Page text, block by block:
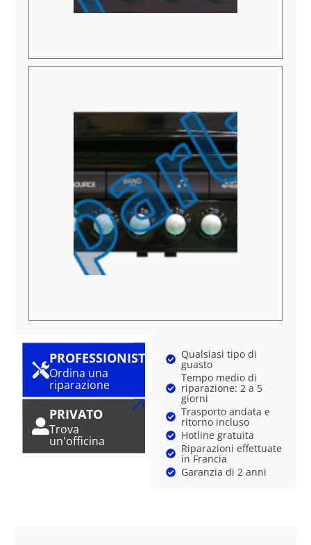
PROFESSIONISTA
Ordina una
riparazione
PRIVATO
Trova
un'officina
Qualsiasi tipo di
guasto
Tempo medio di
riparazione: 2 a 5
giorni
Trasporto andata e
ritorno incluso
Hotline gratuita
Riparazioni effettuate
in Francia
Garanzia di 2 anni